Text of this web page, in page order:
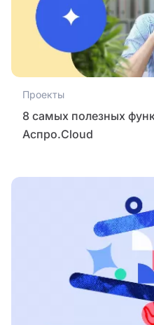
Проекты
8 самых полезных
Аспро.Cloud